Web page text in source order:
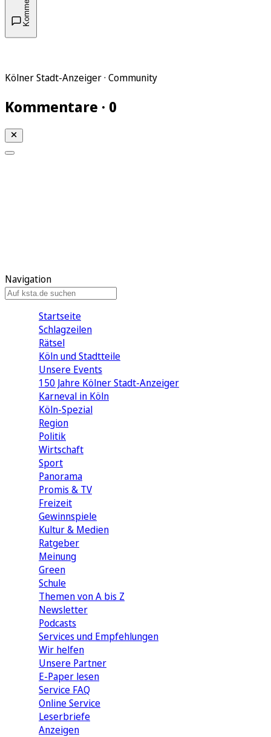
Kölner Stadt-Anzeiger · Community
Kommentare · 0
Navigation
Startseite
Schlagzeilen
Rätsel
Köln und Stadtteile
Unsere Events
150 Jahre Kölner Stadt-Anzeiger
Karneval in Köln
Köln-Spezial
Region
Politik
Wirtschaft
Sport
Panorama
Promis & TV
Freizeit
Gewinnspiele
Kultur & Medien
Ratgeber
Meinung
Green
Schule
Themen von A bis Z
Newsletter
Podcasts
Services und Empfehlungen
Wir helfen
Unsere Partner
E-Paper lesen
Service FAQ
Online Service
Leserbriefe
Anzeigen